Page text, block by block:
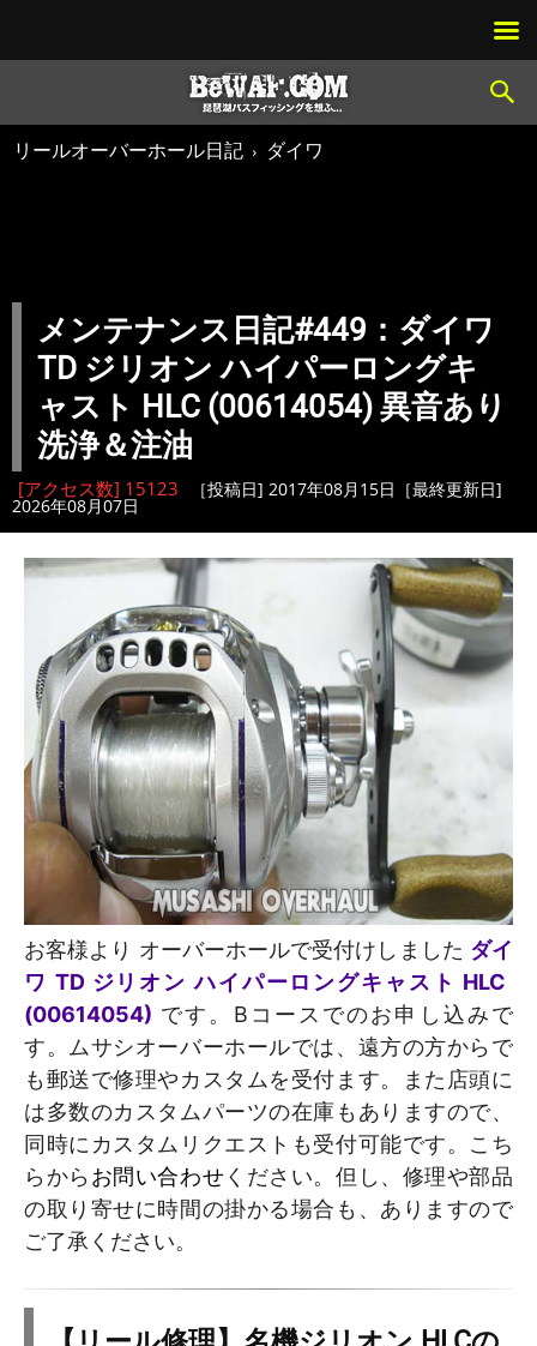
リールオーバーホール日記 ダイワ
メンテナンス日記#449：ダイワ
TD ジリオン ハイパーロングキ
ャスト HLC (00614054) 異音あり
洗浄＆注油
[アクセス数] 15123 ［投稿日] 2017年08月15日［最終更新日]
2026年08月07日
お客様より オーバーホールで受付けしました ダイ
ワ TD ジリオン ハイパーロングキャスト HLC
(00614054) です。Bコースでのお申し込みで
す。ムサシオーバーホールでは、遠方の方からで
も郵送で修理やカスタムを受付ます。また店頭に
は多数のカスタムパーツの在庫もありますので、
同時にカスタムリクエストも受付可能です。こち
らから お問い合わせください。但し、修理や部品
の取り寄せに時間の掛かる場合も、ありますので
ご了承ください。